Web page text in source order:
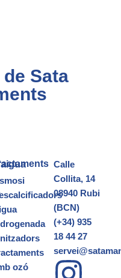
Sata
d’aigua
ozó
Calle
Collita, 14
08940 Rubi
(BCN)
(+34) 935
18 44 27